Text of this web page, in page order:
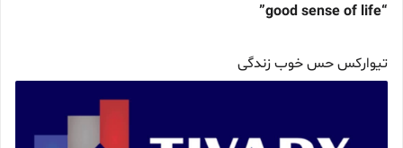
“good sense of life”
تیوارکس حس خوب زندگی